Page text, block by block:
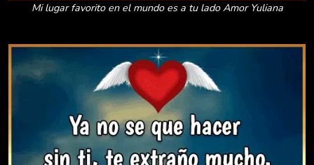
Mi lugar favorito en el mundo es a tu lado Amor Yuliana